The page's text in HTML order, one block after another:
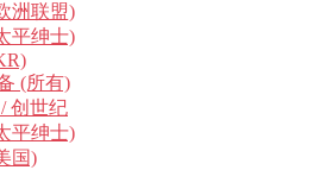
洲联盟)
平绅士)
(所有)
创世纪
平绅士)
国)